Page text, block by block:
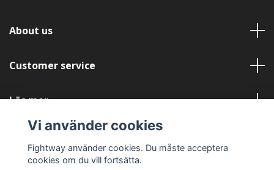
About us
Customer service
Läs mer
Social Media
Vi använder cookies
Fightway använder cookies. Du måste acceptera
cookies om du vill fortsätta.